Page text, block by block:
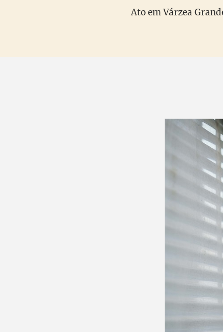
Ato em Várzea